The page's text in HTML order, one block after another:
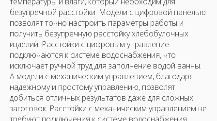
безупречной расстойки. Модели с цифровой панелью
позволят точно настроить параметры работы и
получить безупречную расстойку хлебобулочных
изделий. Расстойки с цифровым управление
подключаются к системе водоснабжения, что
исключает ручной труд для заполнение водой ванны.
А модели с механическим управлением, благодаря
надежному и простому управлению, позволят
добиться отличных результатов даже для сложных
заготовок. Расстойки с механическим управлением не